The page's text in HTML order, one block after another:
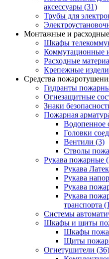
аксессуары (31)
Трубы для
Монтажные и
Шкафы
Коммутационные
Расходные
Крепежные
Средства
Гидранты
Огнезащитные
Знаки
Пожарная
Водопенное
Головки
Вентили (3)
Стволы
Рукава пожарные
Рукава
Рукава
Рукава
Рукава
транспорта
Системы
Шкафы и щиты
Шкафы
Щиты
Огнетушители (36)